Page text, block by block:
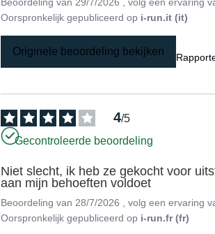
Beoordeling van29/7/2026 , volg een ervaring
Oorspronkelijk gepubliceerd op i-run.it (it)
Originele beoordeling bekijken
4/5
Gecontroleerde beoordeling
Niet slecht, ik heb ze gekocht voor
aan mijn behoeften voldoet
Beoordeling van 28/7/2026 , volg een ervaring
Oorspronkelijk gepubliceerd op i-run.fr (fr)